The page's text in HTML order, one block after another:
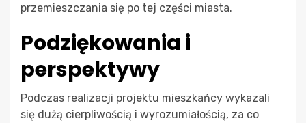
przemieszczania się po tej części miasta.
Podziękowania i
perspektywy
Podczas realizacji projektu mieszkańcy wykazali
się dużą cierpliwością i wyrozumiałością, za co